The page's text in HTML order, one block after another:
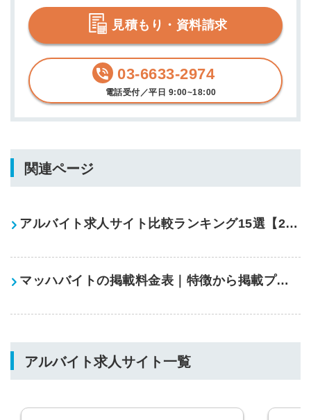
見積もり・資料請求
03-6633-2974
電話受付／平日 9:00~18:00
関連ページ
アルバイト求人サイト比較ランキング15選【2025最新】料金・特徴をわかりやすく解説
マッハバイトの掲載料金表｜特徴から掲載プラン・料金を徹底解説！
アルバイト求人サイト一覧